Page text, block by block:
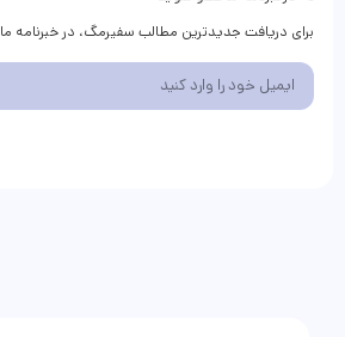
برای دریافت جدیدترین مطالب سفیرمگ، در خبرنامه